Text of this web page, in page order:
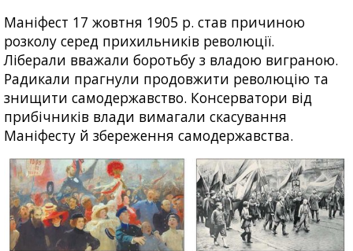
Маніфест 17 жовтня 1905 р. став причиною
розколу серед прихильників революції.
Ліберали вважали боротьбу з владою виграною.
Радикали прагнули продовжити революцію та
знищити самодержавство. Консерватори від
прибічників влади вимагали скасування
Маніфесту й збереження самодержавства.